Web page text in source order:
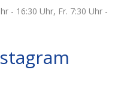
- 16:30 Uhr, Fr. 7:30 Uhr -